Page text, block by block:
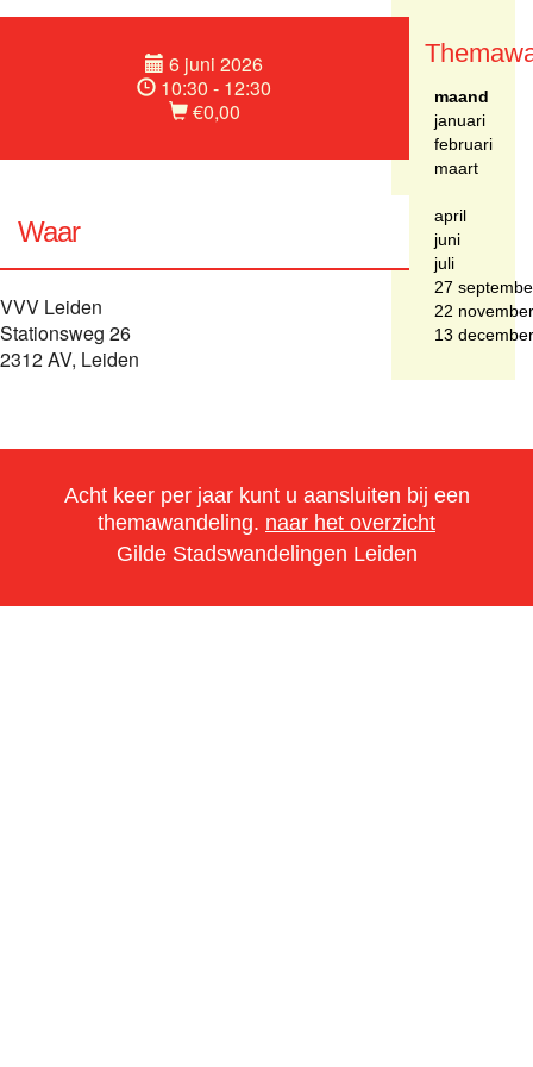
6 juni 2026
10:30 - 12:30
€0,00
Waar
VVV Leiden
Stationsweg 26
2312 AV, Leiden
maand
januari
februari
maart
april
juni
juli
27
22 november
13 december
Acht keer per jaar kunt u aansluiten bij een
themawandeling. naar het overzicht
Gilde Stadswandelingen Leiden